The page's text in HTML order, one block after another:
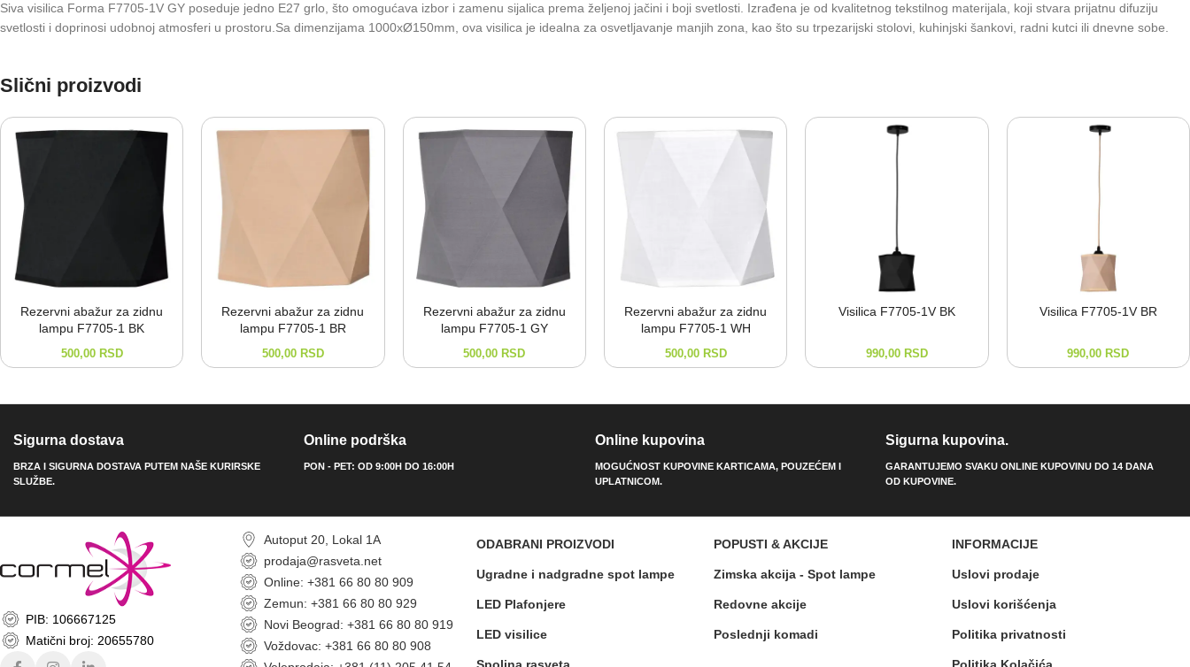
Siva visilica Forma F7705-1V GY poseduje jedno E27 grlo, što omogućava izbor i zamenu sijalica prema željenoj jačini i boji svetlosti. Izrađena je od kvalitetnog tekstilnog materijala, koji stvara prijatnu difuziju
svetlosti i doprinosi udobnoj atmosferi u prostoru.Sa dimenzijama 1000xØ150mm, ova visilica je idealna za osvetljavanje manjih zona, kao što su trpezarijski stolovi, kuhinjski šankovi, radni kutci ili dnevne sobe.
Slični proizvodi
Rezervni abažur za zidnu
lampu F7705-⁠1 BK
500,00 RSD
Rezervni abažur za zidnu
lampu F7705-⁠1 BR
500,00 RSD
Rezervni abažur za zidnu
lampu F7705-⁠1 GY
500,00 RSD
Rezervni abažur za zidnu
lampu F7705-⁠1 WH
500,00 RSD
Visilica F7705-⁠1V BK
990,00 RSD
Visilica F7705-⁠1V BR
990,00 RSD
Sigurna dostava
BRZA I SIGURNA DOSTAVA PUTEM NAŠE KURIRSKE
SLUŽBE.
Online podrška
PON - PET: OD 9:00H DO 16:00H
Online kupovina
MOGUĆNOST KUPOVINE KARTICAMA, POUZEĆEM I
UPLATNICOM.
Sigurna kupovina.
GARANTUJEMO SVAKU ONLINE KUPOVINU DO 14 DANA
OD KUPOVINE.
PIB: 106667125
Matični broj: 20655780
Autoput 20, Lokal 1A
prodaja@rasveta.net
Online: +381 66 80 80 909
Zemun: +381 66 80 80 929
Novi Beograd: +381 66 80 80 919
Voždovac: +381 66 80 80 908
ODABRANI PROIZVODI
Ugradne i nadgradne spot lampe
LED Plafonjere
LED visilice
POPUSTI & AKCIJE
Zimska akcija - Spot lampe
Redovne akcije
Poslednji komadi
INFORMACIJE
Uslovi prodaje
Uslovi korišćenja
Politika privatnosti